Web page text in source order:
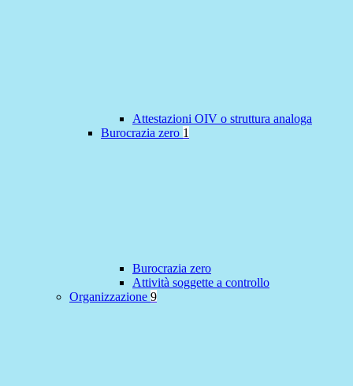
Attestazioni OIV o struttura analoga
Burocrazia zero 1
Burocrazia zero
Attività soggette a controllo
Organizzazione 9